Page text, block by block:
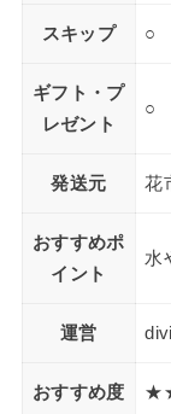
スキップ ○
ギフト・プ
レゼント
○
発送元 花
おすすめポ
イント
水
運営
おすすめ度